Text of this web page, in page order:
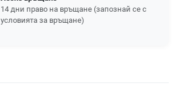
14 дни право на връщане (запознай се с
условията за връщане)